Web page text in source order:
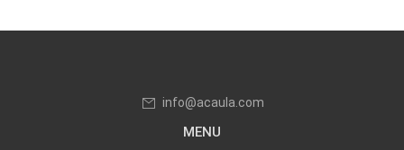
info@acaula.com
MENU